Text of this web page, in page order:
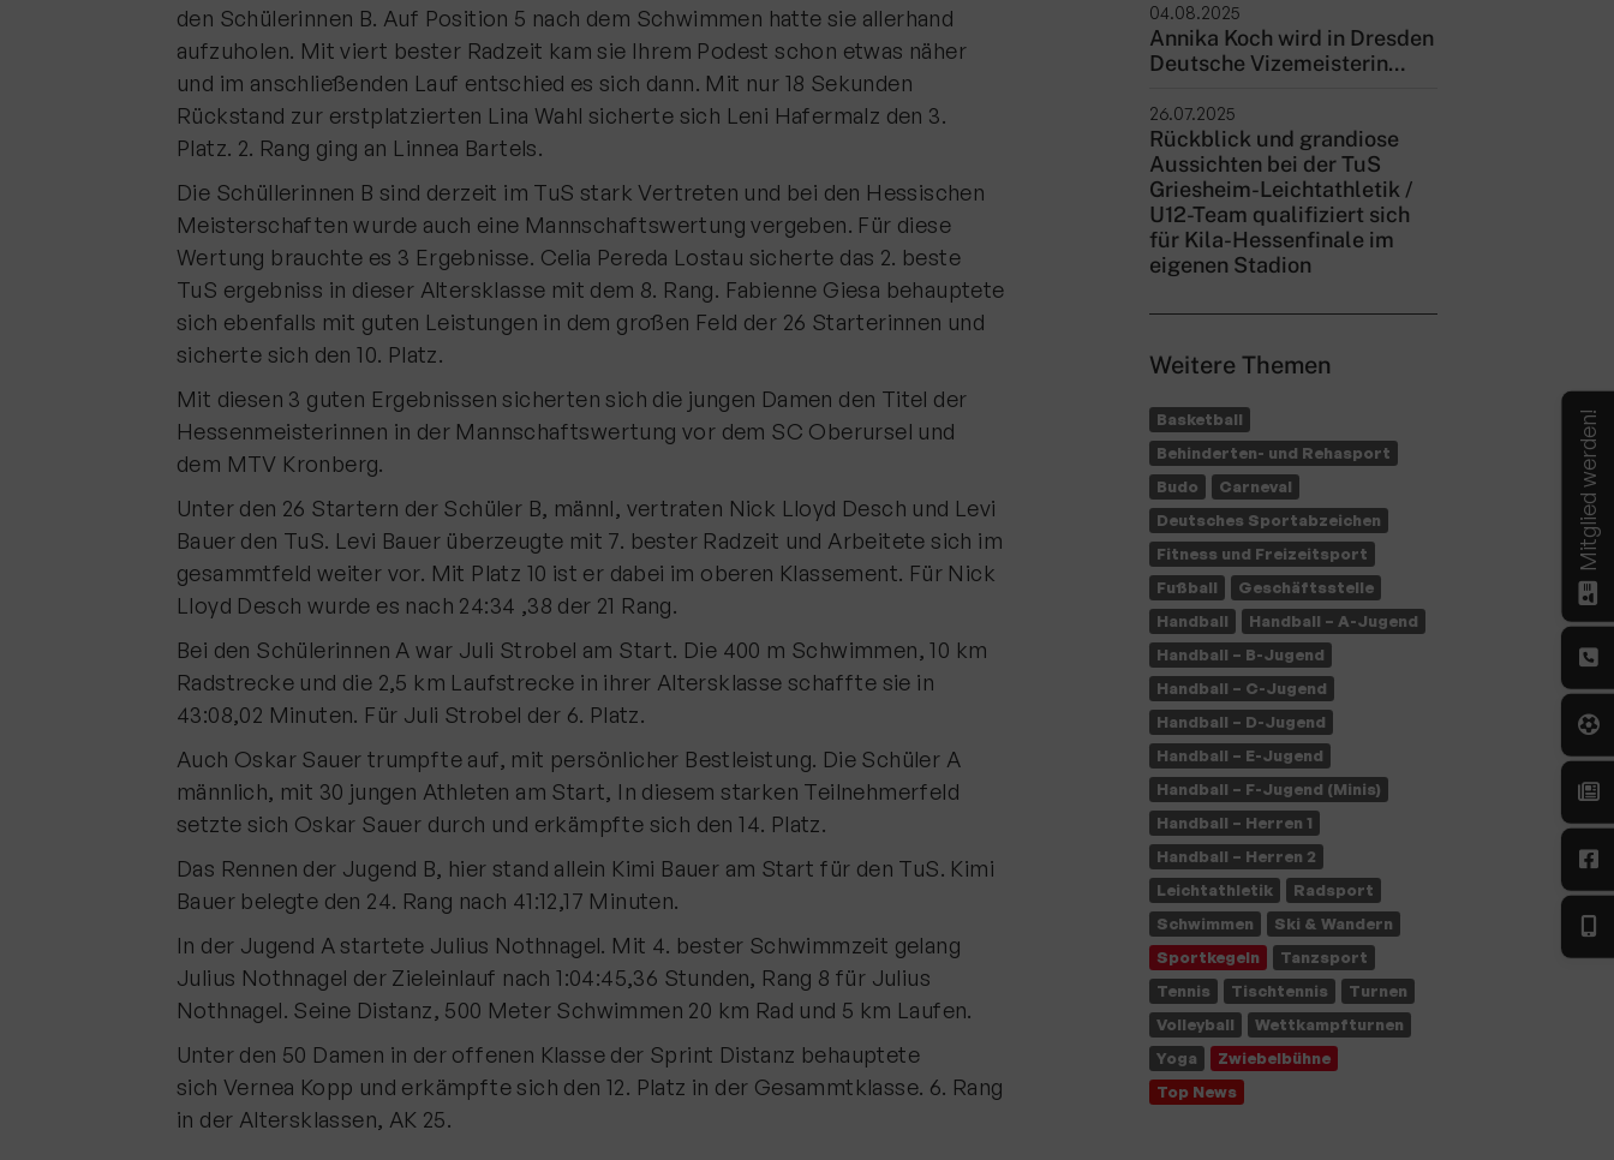
den Schülerinnen B. Auf Position 5 nach dem Schwimmen hatte sie allerhand
aufzuholen. Mit viert bester Radzeit kam sie Ihrem Podest schon etwas näher
und im anschließenden Lauf entschied es sich dann. Mit nur 18 Sekunden
Rückstand zur erstplatzierten Lina Wahl sicherte sich Leni Hafermalz den 3.
Platz. 2. Rang ging an Linnea Bartels.
Die Schüllerinnen B sind derzeit im TuS stark Vertreten und bei den Hessischen
Meisterschaften wurde auch eine Mannschaftswertung vergeben. Für diese
Wertung brauchte es 3 Ergebnisse. Celia Pereda Lostau sicherte das 2. beste
TuS ergebniss in dieser Altersklasse mit dem 8. Rang. Fabienne Giesa behauptete
sich ebenfalls mit guten Leistungen in dem großen Feld der 26 Starterinnen und
sicherte sich den 10. Platz.
Mit diesen 3 guten Ergebnissen sicherten sich die jungen Damen den Titel der
Hessenmeisterinnen in der Mannschaftswertung vor dem SC Oberursel und
dem MTV Kronberg.
Unter den 26 Startern der Schüler B, männl, vertraten Nick Lloyd Desch und Levi
Bauer den TuS. Levi Bauer überzeugte mit 7. bester Radzeit und Arbeitete sich im
gesammtfeld weiter vor. Mit Platz 10 ist er dabei im oberen Klassement. Für Nick
Lloyd Desch wurde es nach 24:34 ,38 der 21 Rang.
Bei den Schülerinnen A war Juli Strobel am Start. Die 400 m Schwimmen, 10 km
Radstrecke und die 2,5 km Laufstrecke in ihrer Altersklasse schaffte sie in
43:08,02 Minuten. Für Juli Strobel der 6. Platz.
Auch Oskar Sauer trumpfte auf, mit persönlicher Bestleistung. Die Schüler A
männlich, mit 30 jungen Athleten am Start, In diesem starken Teilnehmerfeld
setzte sich Oskar Sauer durch und erkämpfte sich den 14. Platz.
Das Rennen der Jugend B, hier stand allein Kimi Bauer am Start für den TuS. Kimi
Bauer belegte den 24. Rang nach 41:12,17 Minuten.
In der Jugend A startete Julius Nothnagel. Mit 4. bester Schwimmzeit gelang
Julius Nothnagel der Zieleinlauf nach 1:04:45,36 Stunden, Rang 8 für Julius
Nothnagel. Seine Distanz, 500 Meter Schwimmen 20 km Rad und 5 km Laufen.
Unter den 50 Damen in der offenen Klasse der Sprint Distanz behauptete
sich Vernea Kopp und erkämpfte sich den 12. Platz in der Gesammtklasse. 6. Rang
in der Altersklassen, AK 25.
04.08.2025
Annika Koch wird in Dresden
Deutsche Vizemeisterin…
26.07.2025
Rückblick und grandiose
Aussichten bei der TuS
Griesheim-Leichtathletik /
U12-Team qualifiziert sich
für Kila-Hessenfinale im
eigenen Stadion
Weitere Themen
Basketball
Behinderten- und Rehasport
Budo
Carneval
Deutsches Sportabzeichen
Fitness und Freizeitsport
Fußball
Geschäftsstelle
Handball
Handball – A-Jugend
Handball – B-Jugend
Handball – C-Jugend
Handball – D-Jugend
Handball – E-Jugend
Handball – F-Jugend (Minis)
Handball – Herren 1
Handball – Herren 2
Leichtathletik
Radsport
Schwimmen
Ski & Wandern
Sportkegeln
Tanzsport
Tennis
Tischtennis
Turnen
Volleyball
Wettkampfturnen
Yoga
Zwiebelbühne
Top News
Mitglied werden!